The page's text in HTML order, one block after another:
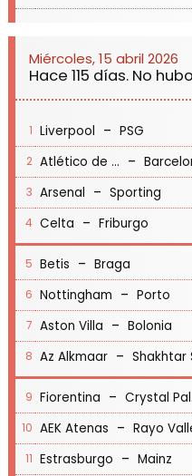
Miércoles, 15 abril 2026
Hace 115 días. No
1 Liverpool - PSG
2 Atlético de Madrid -
3 Arsenal - Sporting
4 Celta - Friburgo
5 Betis - Braga
6 Nottingham - Porto
7 Aston Villa - Bolonia
8 Az Alkmaar -
9 Fiorentina -
10 AEK Atenas -
11 Estrasburgo - Mainz